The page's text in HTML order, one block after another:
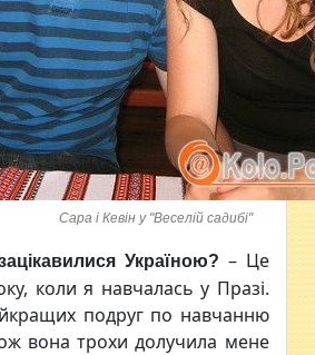
Сара і Кевін у "Веселій садибі"
Україною? – Це
коли я навчалась у Празі.
подруг по навчанню
вона трохи долучила мене